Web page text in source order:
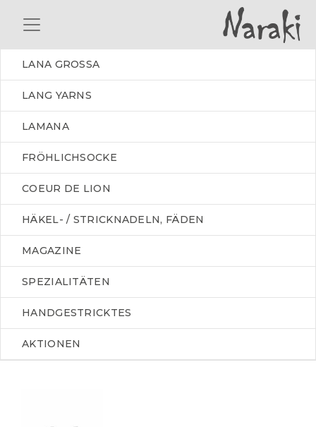
LANA GROSSA
LANG YARNS
LAMANA
FRÖHLICHSOCKE
COEUR DE LION
HÄKEL- / STRICKNADELN, FÄDEN
MAGAZINE
SPEZIALITÄTEN
HANDGESTRICKTES
AKTIONEN